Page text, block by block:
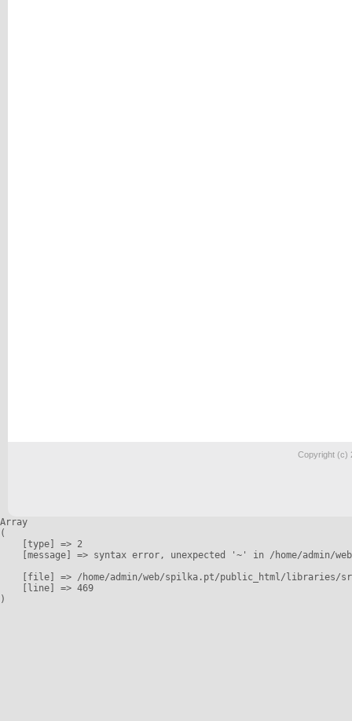
Copyright (c)
Array
(
    [type] => 2
[message] => syntax error, unexpected '~' in /home/admin/
[file] => /home/admin/web/spilka.pt/public_html/libraries/
    [line] => 469